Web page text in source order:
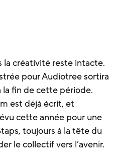
la créativité reste intacte.
pour Audiotree sortira
la fin de cette période.
est déjà écrit, et
cette année pour une
toujours à la tête du
le collectif vers l’avenir.